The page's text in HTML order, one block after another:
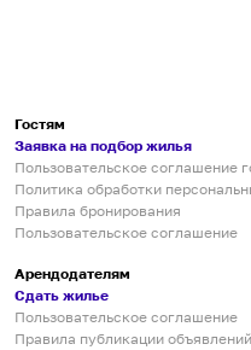
Гостям
Заявка на подбор жилья
Пользовательское соглашение
Политика обработки
Правила бронирования
Пользовательское соглашение
Арендодателям
Сдать жилье
Пользовательское соглашение
Правила публикации объявлений